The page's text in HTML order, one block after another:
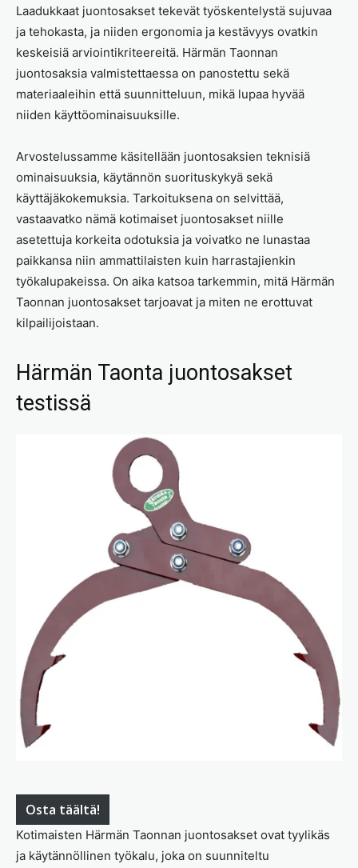
Laadukkaat juontosakset tekevät työskentelystä sujuvaa
ja tehokasta, ja niiden ergonomia ja kestävyys ovatkin
keskeisiä arviointikriteereitä. Härmän Taonnan
juontosaksia valmistettaessa on panostettu sekä
materiaaleihin että suunnitteluun, mikä lupaa hyvää
niiden käyttöominaisuuksille.
Arvostelussamme käsitellään juontosaksien teknisiä
ominaisuuksia, käytännön suorituskykyä sekä
käyttäjäkokemuksia. Tarkoituksena on selvittää,
vastaavatko nämä kotimaiset juontosakset niille
asetettuja korkeita odotuksia ja voivatko ne lunastaa
paikkansa niin ammattilaisten kuin harrastajienkin
työkalupakeissa. On aika katsoa tarkemmin, mitä Härmän
Taonnan juontosakset tarjoavat ja miten ne erottuvat
kilpailijoistaan.
Härmän Taonta juontosakset
testissä
Osta täältä!
Kotimaisten Härmän Taonnan juontosakset ovat tyylikäs
ja käytännöllinen työkalu, joka on suunniteltu